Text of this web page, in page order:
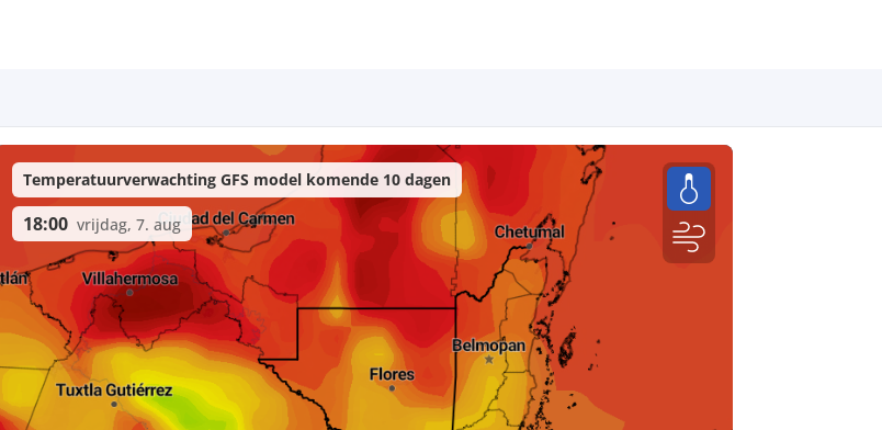
Temperatuurverwachting GFS model komende 10 dagen
18:00 vrijdag, 7. aug